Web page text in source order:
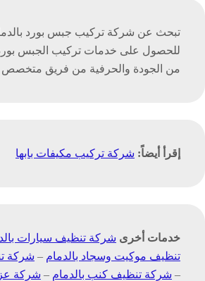
تبحث عن شركة تركيب جبس بورد
للحصول على خدمات تركيب الجبس
من الجودة والحرفية من فريق متخصص
إقرأ أيضاً: شركة تركيب مكيفات بابها
خدمات أخرى شركة تنظيف سيارات
تنظيف موكيت وسجاد بالدمام – شركة
– شركة تنظيف كنب بالدمام – شركة